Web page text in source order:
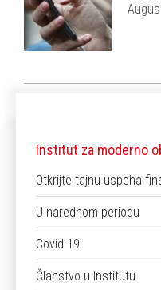
Institut za moderno
Otkrijte tajnu uspeha
U narednom periodu
Covid-19
Članstvo u Institutu